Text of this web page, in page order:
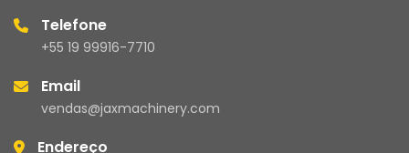
Telefone
+55 19 99916-7710
Email
vendas@jaxmachinery.com
Endereço